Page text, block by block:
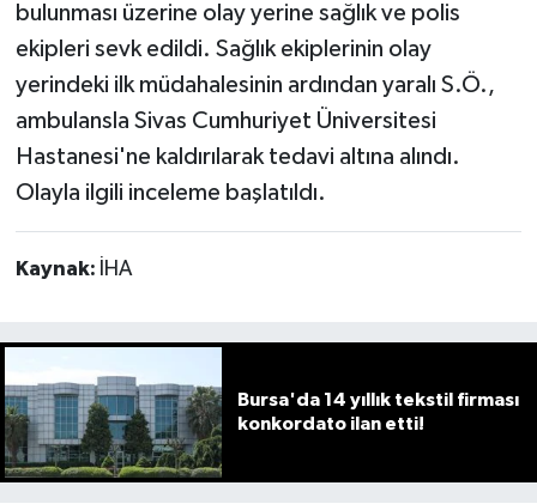
bulunması üzerine olay yerine sağlık ve polis
ekipleri sevk edildi. Sağlık ekiplerinin olay
yerindeki ilk müdahalesinin ardından yaralı S.Ö.,
ambulansla Sivas Cumhuriyet Üniversitesi
Hastanesi'ne kaldırılarak tedavi altına alındı.
Olayla ilgili inceleme başlatıldı.
Kaynak: İHA
Bursa'da 14 yıllık tekstil firması
konkordato ilan etti!